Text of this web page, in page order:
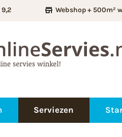
Webshop + 500m²
Serviezen